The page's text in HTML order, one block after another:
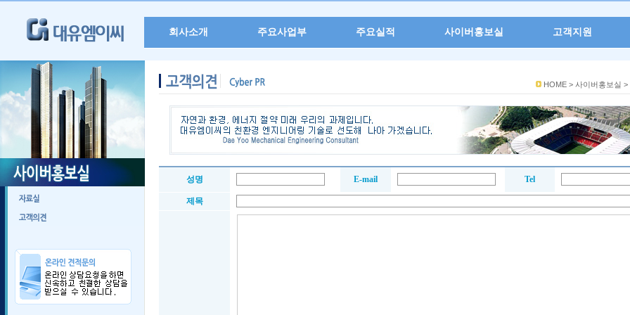
회사소개 주요사업부 주요실적 사이버홍보실 고객지원
HOME > 사이버홍보실 >
성명 E-mail Tel
제목